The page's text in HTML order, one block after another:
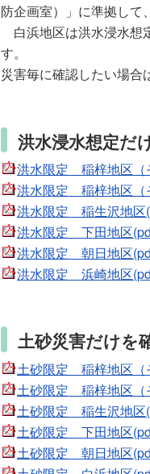
防企画室）」に準拠して
白浜地区は洪水浸水想
す。
災害毎に確認したい場合
洪水浸水想定だ
洪水限定 稲梓地区（
洪水限定 稲梓地区（
洪水限定 稲生沢地区
洪水限定 下田地区
洪水限定 朝日地区
洪水限定 浜崎地区
土砂災害だけを
土砂限定 稲梓地区（
土砂限定 稲梓地区（
土砂限定 稲生沢地区
土砂限定 下田地区
土砂限定 朝日地区